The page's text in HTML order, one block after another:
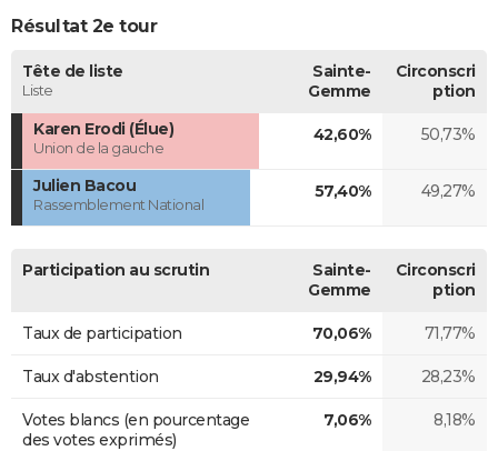
Résultat 2e tour
Tête de liste
Liste
Sainte-
Gemme
Circonscri
ption
Karen Erodi (Élue)
Union de la gauche
42,60% 50,73%
Julien Bacou
Rassemblement National
57,40% 49,27%
Participation au scrutin
Sainte-
Gemme
Circonscri
ption
Taux de participation 70,06% 71,77%
Taux d'abstention 29,94% 28,23%
Votes blancs (en pourcentage
des votes exprimés)
7,06% 8,18%